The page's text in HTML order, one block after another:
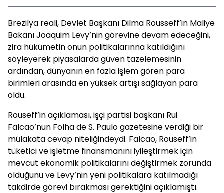
Brezilya reali, Devlet Başkanı Dilma Rousseff’in Maliye
Bakanı Joaquim Levy’nin görevine devam edeceğini,
zira hükümetin onun politikalarınna katıldığını
söyleyerek piyasalarda güven tazelemesinin
ardından, dünyanın en fazla işlem gören para
birimleri arasında en yüksek artışı sağlayan para
oldu.
Rouseff’in açıklaması, işçi partisi başkanı Rui
Falcao’nun Folha de S. Paulo gazetesine verdiği bir
mülakata cevap niteliğindeydi. Falcao, Rouseff’in
tüketici ve işletme finansmanını iyileştirmek için
mevcut ekonomik politikalarını değiştirmek zorunda
olduğunu ve Levy’nin yeni politikalara katılmadığı
takdirde görevi bırakması gerektiğini açıklamıştı.